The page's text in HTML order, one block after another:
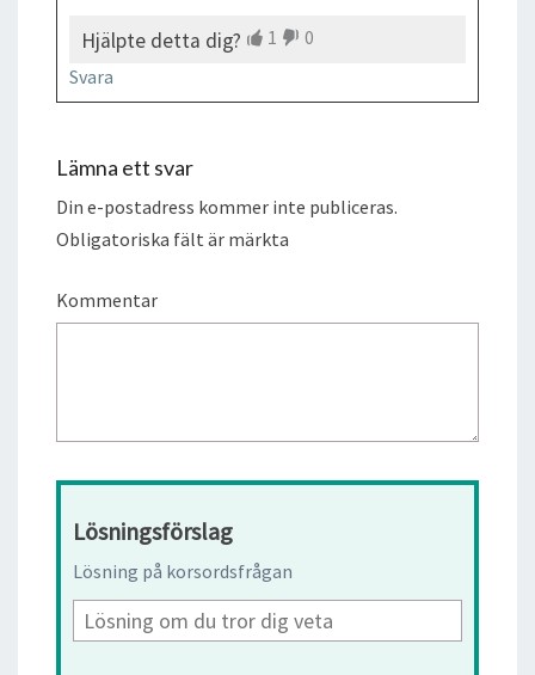
Hjälpte detta dig? 1
0
Svara
Lämna ett svar
Din e-postadress kommer inte publiceras.
Obligatoriska fält är märkta
Kommentar
Lösningsförslag
Lösning på korsordsfrågan